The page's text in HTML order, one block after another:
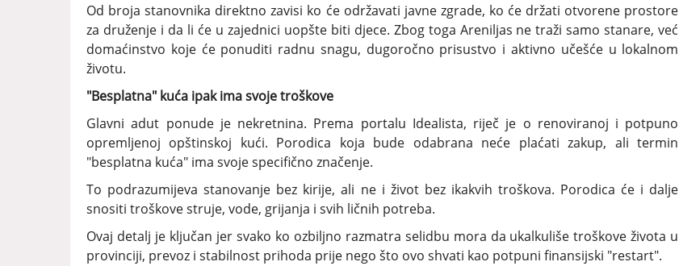
Od broja stanovnika direktno zavisi ko će održavati javne zgrade, ko će držati otvorene prostore
za druženje i da li će u zajednici uopšte biti djece. Zbog toga Areniljas ne traži samo stanare, već
domaćinstvo koje će ponuditi radnu snagu, dugoročno prisustvo i aktivno učešće u lokalnom
životu.
"Besplatna" kuća ipak ima svoje troškove
Glavni adut ponude je nekretnina. Prema portalu Idealista, riječ je o renoviranoj i potpuno
opremljenoj opštinskoj kući. Porodica koja bude odabrana neće plaćati zakup, ali termin
"besplatna kuća" ima svoje specifično značenje.
To podrazumijeva stanovanje bez kirije, ali ne i život bez ikakvih troškova. Porodica će i dalje
snositi troškove struje, vode, grijanja i svih ličnih potreba.
Ovaj detalj je ključan jer svako ko ozbiljno razmatra selidbu mora da ukalkuliše troškove života u
provinciji, prevoz i stabilnost prihoda prije nego što ovo shvati kao potpuni finansijski "restart".